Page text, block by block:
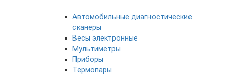
Автомобильные диагностические
сканеры
Весы электронные
Мультиметры
Приборы
Термопары